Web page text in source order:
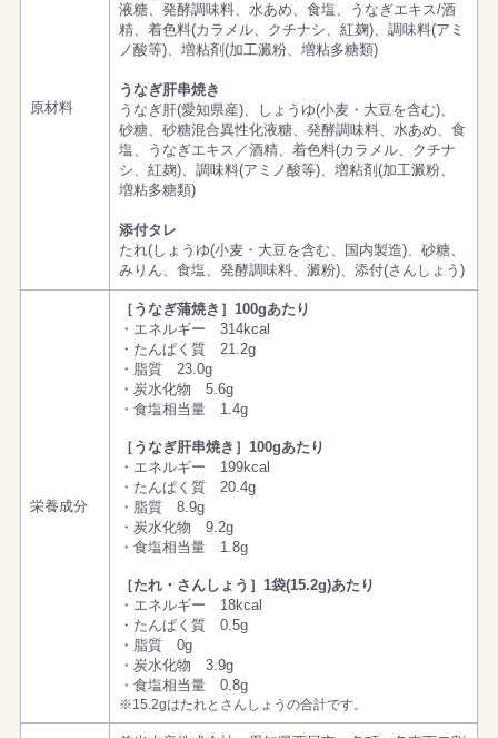
原材料
液糖、発酵調味料、水あめ、食塩、うなぎエキス/酒
精、着色料(カラメル、クチナシ、紅麹)、調味料(アミ
ノ酸等)、増粘剤(加工澱粉、増粘多糖類)
うなぎ肝串焼き
うなぎ肝(愛知県産)、しょうゆ(小麦・大豆を含む)、
砂糖、砂糖混合異性化液糖、発酵調味料、水あめ、食
塩、うなぎエキス／酒精、着色料(カラメル、クチナ
シ、紅麹)、調味料(アミノ酸等)、増粘剤(加工澱粉、
増粘多糖類)
添付タレ
たれ(しょうゆ(小麦・大豆を含む、国内製造)、砂糖、
みりん、食塩、発酵調味料、澱粉)、添付(さんしょう)
栄養成分
［うなぎ蒲焼き］100gあたり
・エネルギー 314kcal
・たんぱく質 21.2g
・脂質 23.0g
・炭水化物 5.6g
・食塩相当量 1.4g
［うなぎ肝串焼き］100gあたり
・エネルギー 199kcal
・たんぱく質 20.4g
・脂質 8.9g
・炭水化物 9.2g
・食塩相当量 1.8g
［たれ・さんしょう］1袋(15.2g)あたり
・エネルギー 18kcal
・たんぱく質 0.5g
・脂質 0g
・炭水化物 3.9g
・食塩相当量 0.8g
※15.2gはたれとさんしょうの合計です。